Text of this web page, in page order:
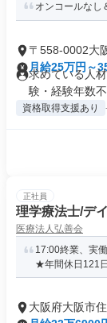
オンコールなし
〒558-0002大
月給25万円～
求めている人
験・経験年数不
資格取得支援あり
正社員
理学療法士/デ
医療法人弘善会
17:00終業、実
★年間休日121
大阪府大阪市